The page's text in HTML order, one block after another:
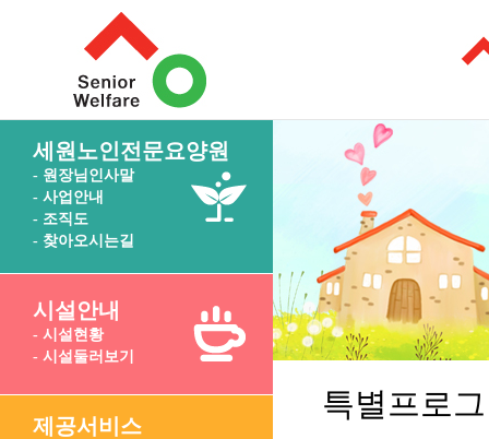
세원노인전문요양원
- 원장님인사말
- 사업안내
- 조직도
- 찾아오시는길
시설안내
- 시설현황
- 시설둘러보기
제공서비스
특별프로